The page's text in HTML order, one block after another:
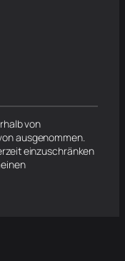
von
ausgenommen.
einzuschränken